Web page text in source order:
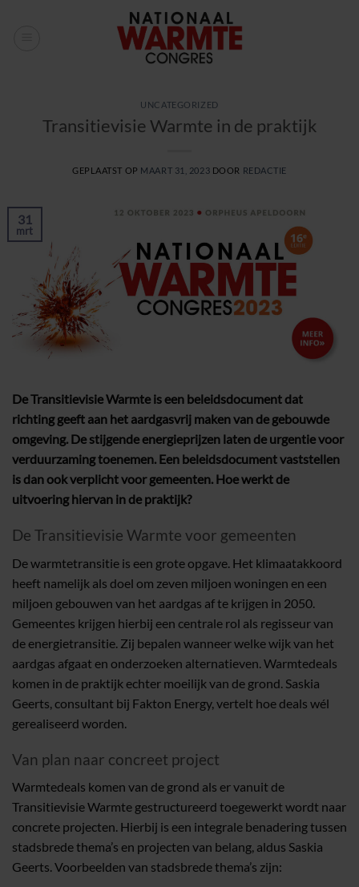
UNCATEGORIZED
Transitievisie Warmte in de praktijk
GEPLAATST OP MAART 31, 2023 DOOR REDACTIE
31
mrt
De Transitievisie Warmte is een beleidsdocument dat
richting geeft aan het aardgasvrij maken van de gebouwde
omgeving. De stijgende energieprijzen laten de urgentie voor
verduurzaming toenemen. Een beleidsdocument vaststellen
is dan ook verplicht voor gemeenten. Hoe werkt de
uitvoering hiervan in de praktijk?
De Transitievisie Warmte voor gemeenten
De warmtetransitie is een grote opgave. Het klimaatakkoord
heeft namelijk als doel om zeven miljoen woningen en een
miljoen gebouwen van het aardgas af te krijgen in 2050.
Gemeentes krijgen hierbij een centrale rol als regisseur van
de energietransitie. Zij bepalen wanneer welke wijk van het
aardgas afgaat en onderzoeken alternatieven. Warmtedeals
komen in de praktijk echter moeilijk van de grond. Saskia
Geerts, consultant bij Fakton Energy, vertelt hoe deals wél
gerealiseerd worden.
Van plan naar concreet project
Warmtedeals komen van de grond als er vanuit de
Transitievisie Warmte gestructureerd toegewerkt wordt naar
concrete projecten. Hierbij is een integrale benadering tussen
stadsbrede thema’s en projecten van belang, aldus Saskia
Geerts. Voorbeelden van stadsbrede thema’s zijn: